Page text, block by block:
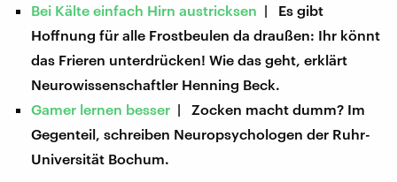
Bei Kälte einfach Hirn austricksen | Es gibt
Hoffnung für alle Frostbeulen da draußen: Ihr könnt
das Frieren unterdrücken! Wie das geht, erklärt
Neurowissenschaftler Henning Beck.
Gamer lernen besser | Zocken macht dumm? Im
Gegenteil, schreiben Neuropsychologen der Ruhr-
Universität Bochum.